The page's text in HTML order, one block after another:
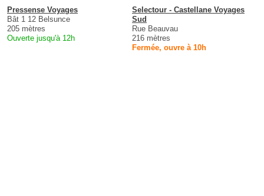
Pressense Voyages
Bât 1 12 Belsunce
205 mètres
Ouverte jusqu'à 12h
Selectour - Castellane Voyages
Sud
Rue Beauvau
216 mètres
Fermée, ouvre à 10h